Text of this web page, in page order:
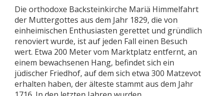
Die orthodoxe Backsteinkirche Mariä Himmelfahrt
der Muttergottes aus dem Jahr 1829, die von
einheimischen Enthusiasten gerettet und gründlich
renoviert wurde, ist auf jeden Fall einen Besuch
wert. Etwa 200 Meter vom Marktplatz entfernt, an
einem bewachsenen Hang, befindet sich ein
jüdischer Friedhof, auf dem sich etwa 300 Matzevot
erhalten haben, der älteste stammt aus dem Jahr